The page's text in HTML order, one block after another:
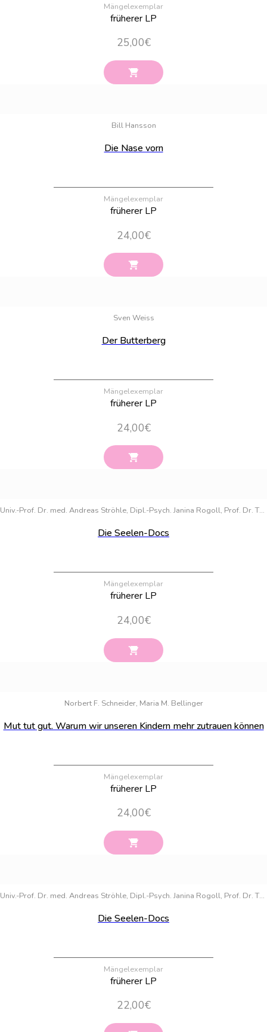
Mängelexemplar
früherer LP
25,00€
Bill Hansson
Die Nase vorn
Mängelexemplar
früherer LP
24,00€
Sven Weiss
Der Butterberg
Mängelexemplar
früherer LP
24,00€
Univ.-Prof. Dr. med. Andreas Ströhle, Dipl.-Psych. Janina Rogoll, Prof. Dr. Thomas Fydrich
Die Seelen-Docs
Mängelexemplar
früherer LP
24,00€
Norbert F. Schneider, Maria M. Bellinger
Mut tut gut. Warum wir unseren Kindern mehr zutrauen können
Mängelexemplar
früherer LP
24,00€
Univ.-Prof. Dr. med. Andreas Ströhle, Dipl.-Psych. Janina Rogoll, Prof. Dr. Thomas Fydrich
Die Seelen-Docs
Mängelexemplar
früherer LP
22,00€